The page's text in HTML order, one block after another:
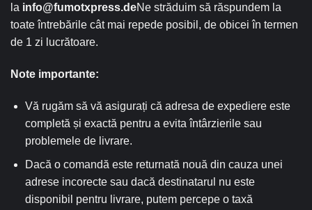
la info@fumotxpress.deNe străduim să răspundem la
toate întrebările cât mai repede posibil, de obicei în termen
de 1 zi lucrătoare.
Note importante:
Vă rugăm să vă asigurați că adresa de expediere este
completă și exactă pentru a evita întârzierile sau
problemele de livrare.
Dacă o comandă este returnată nouă din cauza unei
adrese incorecte sau dacă destinatarul nu este
disponibil pentru livrare, putem percepe o taxă